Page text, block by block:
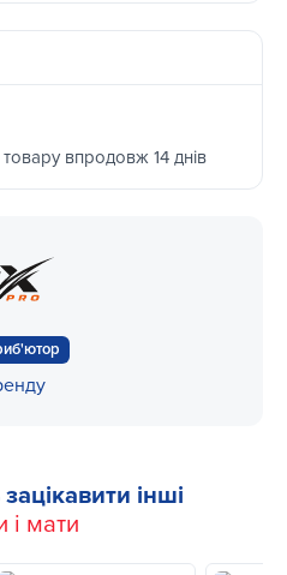
впродовж 14 днів
інші
і мати